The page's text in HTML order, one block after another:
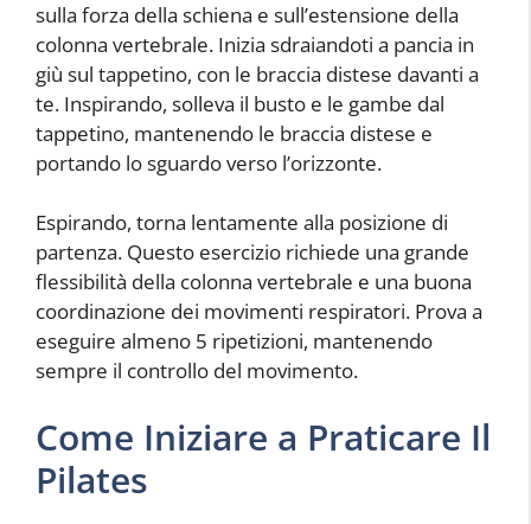
sulla forza della schiena e sull’estensione della
colonna vertebrale. Inizia sdraiandoti a pancia in
giù sul tappetino, con le braccia distese davanti a
te. Inspirando, solleva il busto e le gambe dal
tappetino, mantenendo le braccia distese e
portando lo sguardo verso l’orizzonte.
Espirando, torna lentamente alla posizione di
partenza. Questo esercizio richiede una grande
flessibilità della colonna vertebrale e una buona
coordinazione dei movimenti respiratori. Prova a
eseguire almeno 5 ripetizioni, mantenendo
sempre il controllo del movimento.
Come Iniziare a Praticare Il
Pilates